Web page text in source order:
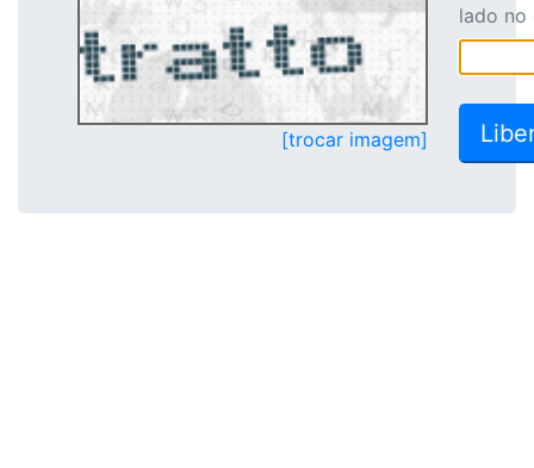
[trocar imagem]
lado no